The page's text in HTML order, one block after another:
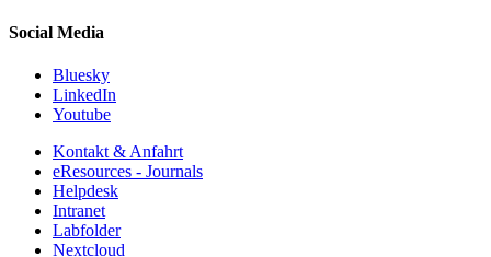
Social Media
Bluesky
LinkedIn
Youtube
Kontakt & Anfahrt
eResources - Journals
Helpdesk
Intranet
Labfolder
Nextcloud